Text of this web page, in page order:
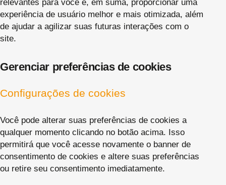
relevantes para você e, em suma, proporcionar uma
experiência de usuário melhor e mais otimizada, além
de ajudar a agilizar suas futuras interações com o
site.
Gerenciar preferências de cookies
Configurações de cookies
Você pode alterar suas preferências de cookies a
qualquer momento clicando no botão acima. Isso
permitirá que você acesse novamente o banner de
consentimento de cookies e altere suas preferências
ou retire seu consentimento imediatamente.